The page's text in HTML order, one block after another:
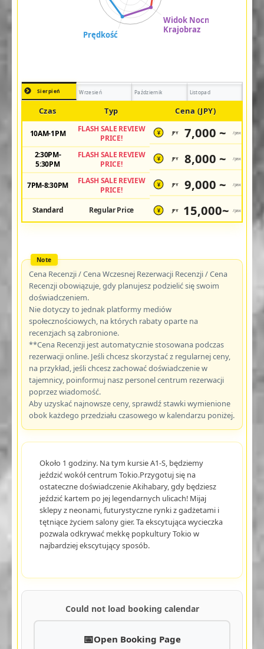
Sierpień Wrzesień Październik Listopad
Czas Typ Cena (JPY)
10AM-1PM
FLASH SALE REVIEW
PRICE!
¥ JPY 7,000 ~ /pax
2:30PM-
5:30PM
FLASH SALE REVIEW
PRICE!
¥ JPY 8,000 ~ /pax
7PM-8:30PM
FLASH SALE REVIEW
PRICE!
¥ JPY 9,000 ~ /pax
Standard Regular Price ¥ JPY 15,000~ /pax
Cena Recenzji / Cena Wczesnej Rezerwacji Recenzji / Cena
Recenzji obowiązuje, gdy planujesz podzielić się swoim
doświadczeniem.
Nie dotyczy to jednak platformy mediów
społecznościowych, na których rabaty oparte na
recenzjach są zabronione.
**Cena Recenzji jest automatycznie stosowana podczas
rezerwacji online. Jeśli chcesz skorzystać z regularnej ceny,
na przykład, jeśli chcesz zachować doświadczenie w
tajemnicy, poinformuj nasz personel centrum rezerwacji
poprzez wiadomość.
Aby uzyskać najnowsze ceny, sprawdź stawki wymienione
obok każdego przedziału czasowego w kalendarzu poniżej.
Około 1 godziny. Na tym kursie A1-S, będziemy
jeździć wokół centrum Tokio.Przygotuj się na
ostateczne doświadczenie Akihabary, gdy będziesz
jeździć kartem po jej legendarnych ulicach! Mijaj
sklepy z neonami, futurystyczne rynki z gadżetami i
tętniące życiem salony gier. Ta ekscytująca wycieczka
pozwala odkrywać mekkę popkultury Tokio w
najbardziej ekscytujący sposób.
Could not load booking calendar
Open Booking Page